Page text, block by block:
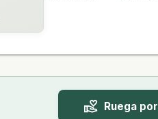
Ruega